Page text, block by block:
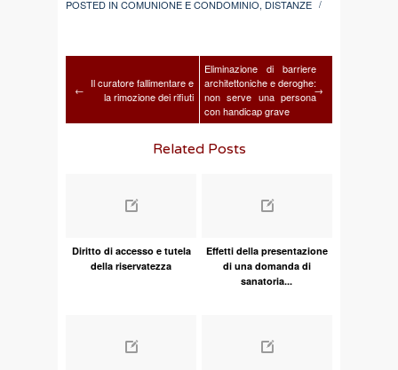
POSTED IN COMUNIONE E CONDOMINIO, DISTANZE /
← Il curatore fallimentare e
la rimozione dei rifiuti
Eliminazione di barriere
architettoniche e deroghe:
non serve una persona
con handicap grave
→
Related Posts
Diritto di accesso e tutela
della riservatezza
Effetti della presentazione
di una domanda di
sanatoria...